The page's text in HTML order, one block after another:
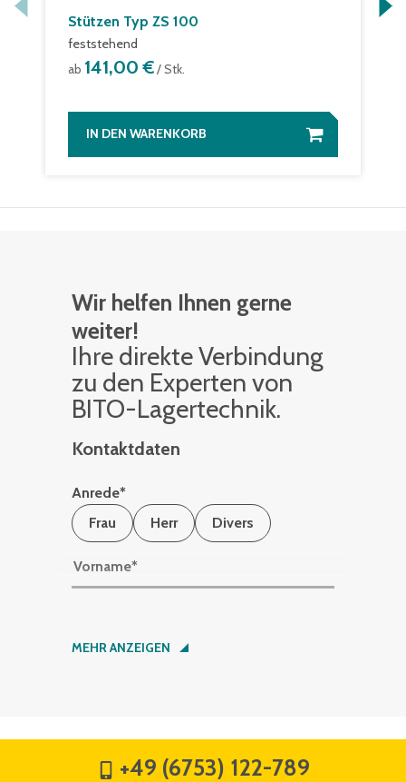
Stützen Typ ZS 100
feststehend
ab 141,00 €/ Stk.
IN DEN WARENKORB
Wir helfen Ihnen gerne
weiter!
Ihre di­rek­te Ver­bin­dung
zu den Ex­per­ten von
BITO-La­ger­tech­nik.
Kontaktdaten
Anrede*
Frau
Herr Divers
Vorname*
Nachname*
MEHR ANZEIGEN
+49 (6753) 122-789